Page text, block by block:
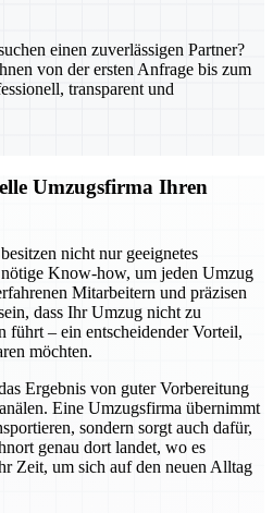
einen zuverlässigen Partner?
von der ersten Anfrage bis zum
transparent und
Umzugsfirma Ihren
nicht nur geeignetes
Know-how, um jeden Umzug
Mitarbeitern und präzisen
dass Ihr Umzug nicht zu
führt – ein entscheidender Vorteil,
möchten.
Ergebnis von guter Vorbereitung
Eine Umzugsfirma übernimmt
sondern sorgt auch dafür,
genau dort landet, wo es
Zeit, um sich auf den neuen Alltag